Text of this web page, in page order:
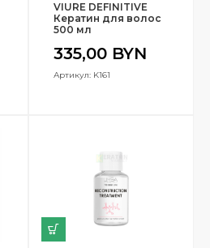
VIURE DEFINITIVE
Кератин для волос
500 мл
335,00 BYN
Артикул: K161